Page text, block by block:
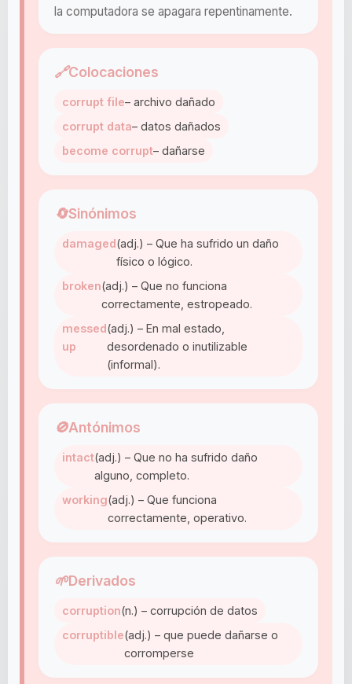
la computadora se apagara repentinamente.
🔗Colocaciones
corrupt file– archivo dañado
corrupt data– datos dañados
become corrupt– dañarse
🔄Sinónimos
damaged(adj.) – Que ha sufrido un daño
físico o lógico.
broken(adj.) – Que no funciona
correctamente, estropeado.
messed
up
(adj.) – En mal estado,
desordenado o inutilizable
(informal).
🚫Antónimos
intact(adj.) – Que no ha sufrido daño
alguno, completo.
working(adj.) – Que funciona
correctamente, operativo.
🌱Derivados
corruption(n.) – corrupción de datos
corruptible(adj.) – que puede dañarse o
corromperse